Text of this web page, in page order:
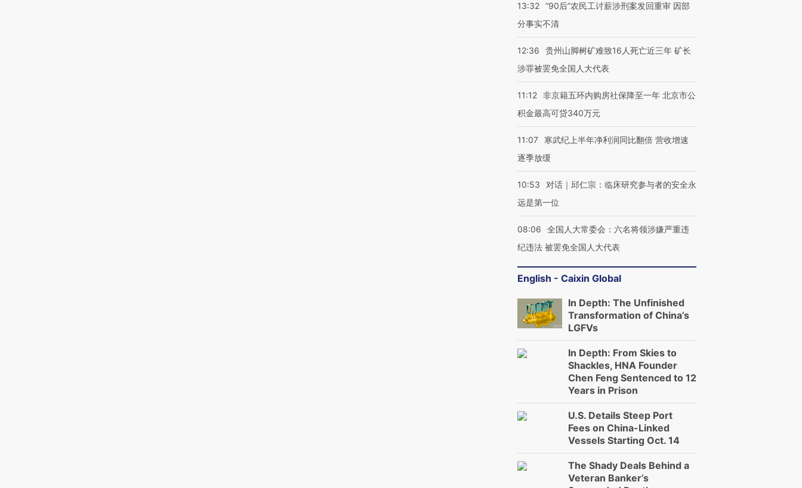
13:32 “90后”农民工讨薪涉刑案发回重审 因部
分事实不清
12:36
贵州山脚树矿难致16人死亡近三年 矿长
涉罪被罢免全国人大代表
11:12 非京籍五环内购房社保降至一年 北京市公
积金最高可贷340万元
11:07
寒武纪上半年净利润同比翻倍 营收增速
逐季放缓
10:53
对话｜邱仁宗：临床研究参与者的安全永
远是第一位
08:06
全国人大常委会：六名将领涉嫌严重违
纪违法 被罢免全国人大代表
English - Caixin Global
In Depth: The Unfinished
Transformation of China’s
LGFVs
In Depth: From Skies to
Shackles, HNA Founder
Chen Feng Sentenced to 12
Years in Prison
U.S. Details Steep Port
Fees on China-Linked
Vessels Starting Oct. 14
The Shady Deals Behind a
Veteran Banker’s